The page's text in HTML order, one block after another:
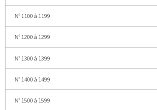
N° 1100 à 1199
N° 1200 à 1299
N° 1300 à 1399
N° 1400 à 1499
N° 1500 à 1599